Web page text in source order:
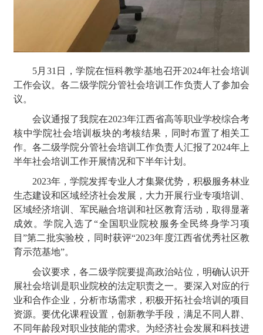
5月31日，学院在恒科教学基地召开2024年社会培训
工作会议。各二级学院分管社会培训工作负责人了参加会
议。
会议通报了我院在2023年江西省高等职业学校综合考
核中学院社会培训板块的考核结果，同时布置了相关工
作。各二级学院分管社会培训工作负责人汇报了2024年上
半年社会培训工作开展情况和下半年计划。
2023年，学院发挥专业人才集聚优势，积极服务林业
生态建设和区域经济社会发展，大力开展行业专项培训、
区域经济培训、军民融合培训和社区教育活动，取得显著
成效。学院入选了“全国职业院校服务全民终身学习项
目”第二批实验校，同时获评“2023年度江西省优秀社区教
育示范基地”。
会议要求，各二级学院要提高政治站位，明确认识开
展社会培训是职业院校的法定职责之一。要深入对应的行
业和合作企业，分析市场需求，积极开拓社会培训的项目
资源。要优化课程设置，创新教学手段，满足不同人群、
不同年龄段对职业技能的需求。为经济社会发展和科技进